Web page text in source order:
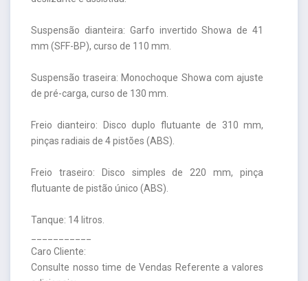
Suspensão dianteira: Garfo invertido Showa de 41
mm (SFF-BP), curso de 110 mm.
Suspensão traseira: Monochoque Showa com ajuste
de pré-carga, curso de 130 mm.
Freio dianteiro: Disco duplo flutuante de 310 mm,
pinças radiais de 4 pistões (ABS).
Freio traseiro: Disco simples de 220 mm, pinça
flutuante de pistão único (ABS).
Tanque: 14 litros.
Caro Cliente:
Consulte nosso time de Vendas Referente a valores